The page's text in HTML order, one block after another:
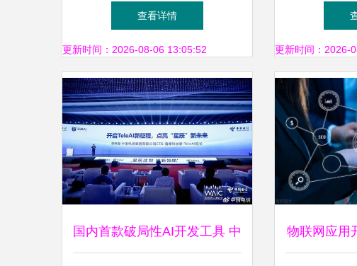
高效蓝图——销售代理视角
查看详情
更新时间：2026-08-06 13:05:52
赋能销售
更新时间：2026-
国内首款破局性AI开发工具 中 物联网应用